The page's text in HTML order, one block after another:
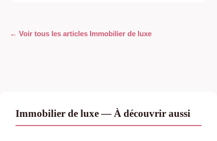
← Voir tous les articles Immobilier de luxe
Immobilier de luxe — À découvrir aussi